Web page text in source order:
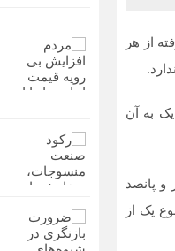
تعامل صورت‌گرفته از هر
نوع یک به آن
نان بربری ساده با آرد نوع یک، از 1 هزار و هشتصد تومان به 2 هزار و پانصد
با آرد نوع یک از